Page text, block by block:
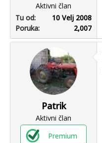
Aktivni član
Tu od
10 Velj 2008
Poruka
2,007
Patrik
Aktivni član
Premium